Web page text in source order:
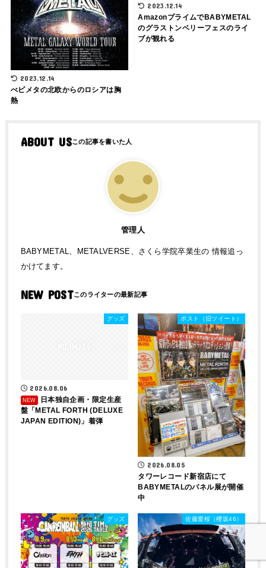
2023.12.14
べビメタの北欧からのロシアは胸
熱
2023.12.14
AmazonプライムでBABYMETAL
のグラストンベリーフェスのライ
ブが観れる
ABOUT US
管理人
BABYMETAL、METALVERSE、さくら学院卒業生の 情報追っ
かけてます。
NEW POST
グッズ
2026.08.06
日本独自企画・限定生産
盤「METAL FORTH (DELUXE
JAPAN EDITION)」着弾
ポスト（旧ツイート）
2026.08.05
タワーレコード新宿店にて
BABYMETALのパネル展が開催
中
グッズ 佐藤愛桜（櫻坂46）